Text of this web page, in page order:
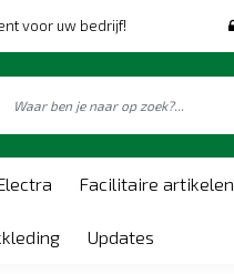
voor uw bedrijf!
Facilitaire artikelen
Updates